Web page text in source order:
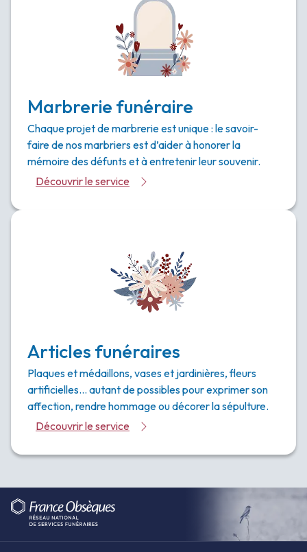
Marbrerie funéraire
Chaque projet de marbrerie est unique : le savoir-
faire de nos marbriers est d’aider à honorer la
mémoire des défunts et à entretenir leur souvenir.
Découvrir le service
Articles funéraires
Plaques et médaillons, vases et jardinières, fleurs
artificielles… autant de possibles pour exprimer son
affection, rendre hommage ou décorer la sépulture.
Découvrir le service